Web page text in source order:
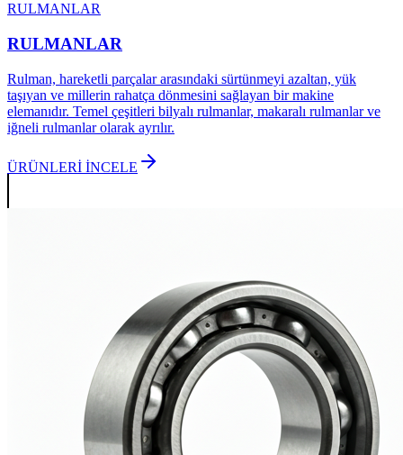
RULMANLAR
RULMANLAR
Rulman, hareketli parçalar arasındaki sürtünmeyi azaltan, yük
taşıyan ve millerin rahatça dönmesini sağlayan bir makine
elemanıdır. Temel çeşitleri bilyalı rulmanlar, makaralı rulmanlar ve
iğneli rulmanlar olarak ayrılır.
ÜRÜNLERİ İNCELE